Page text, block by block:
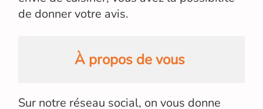
de donner votre avis.
À propos de vous
Sur notre réseau social, on vous donne